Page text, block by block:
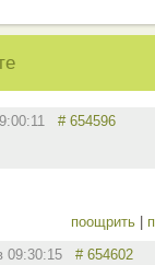
# 654596
поощрить
09:30:15 # 654602